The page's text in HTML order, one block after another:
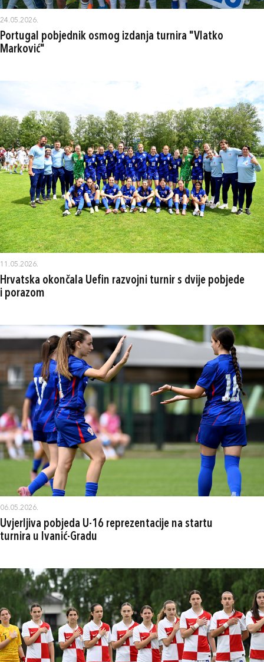
24.05.2026.
Portugal pobjednik osmog izdanja turnira "Vlatko
Marković"
11.05.2026.
Hrvatska okončala Uefin razvojni turnir s dvije pobjede
i porazom
06.05.2026.
Uvjerljiva pobjeda U-16 reprezentacije na startu
turnira u Ivanić-Gradu